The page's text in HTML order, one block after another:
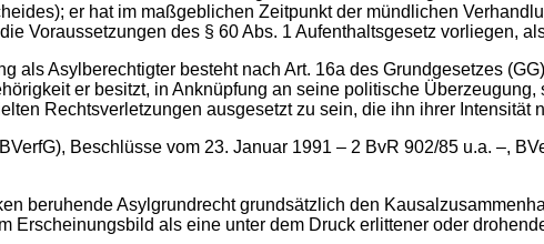
er hat im maßgeblichen Zeitpunkt der mündlichen
Voraussetzungen des § 60 Abs. 1 Aufenthaltsgesetz vorliegen,
als Asylberechtigter besteht nach Art. 16a des Grundgesetzes
er besitzt, in Anknüpfung an seine politische
Rechtsverletzungen ausgesetzt zu sein, die ihn ihrer
Beschlüsse vom 23. Januar 1991 – 2 BvR 902/85 u.a. –,
beruhende Asylgrundrecht grundsätzlich den
Erscheinungsbild als eine unter dem Druck erlittener oder